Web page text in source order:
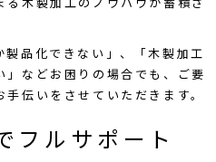
製品化できない」、「木製加工
などお困りの場合でも、ご要
伝いをさせていただきます。
フルサポート